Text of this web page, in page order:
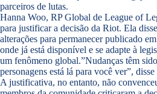
parceiros de lutas.
Hanna Woo, RP Global de League of
para justificar a decisão da Riot. Ela
alterações para permanecer publicado
onde já está disponível e se adapte à
um fenômeno global.”Nudanças têm
personagens está lá para você ver”, disse
A justificativa, no entanto, não